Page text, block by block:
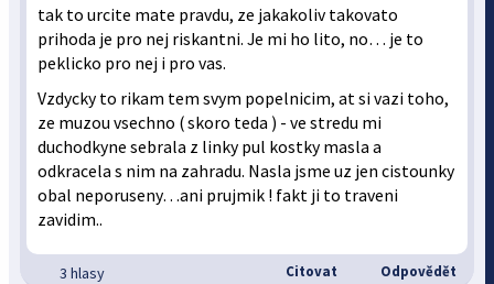
tak to urcite mate pravdu, ze jakakoliv takovato
prihoda je pro nej riskantni. Je mi ho lito, no… je to
peklicko pro nej i pro vas.
Vzdycky to rikam tem svym popelnicim, at si vazi toho,
ze muzou vsechno ( skoro teda ) - ve stredu mi
duchodkyne sebrala z linky pul kostky masla a
odkracela s nim na zahradu. Nasla jsme uz jen cistounky
obal neporuseny…ani prujmik ! fakt ji to traveni
zavidim..
3 hlasy Citovat Odpovědět